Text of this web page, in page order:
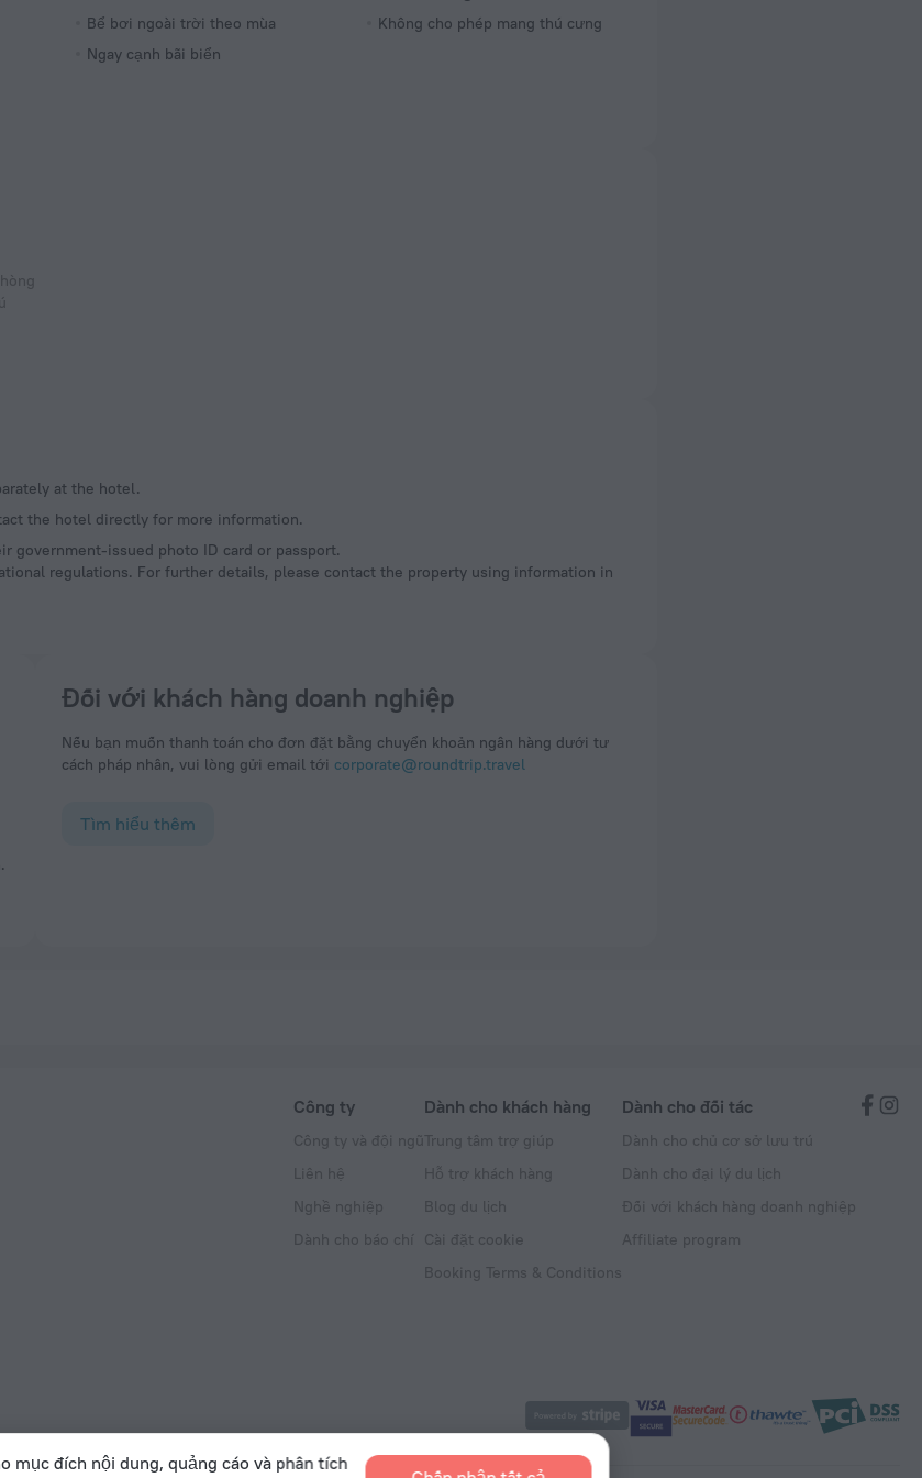
5 phòng
Bể bơi ngoài trời theo mùa
Ngay cạnh bãi biển
Không cho phép mang thú cưng
at the hotel.
the hotel directly for more information.
government-issued photo ID card or passport.
regulations. For further details, please contact the property using information in
Đối với khách hàng doanh nghiệp
Nếu bạn muốn thanh toán cho đơn đặt bằng chuyển khoản ngân hàng dưới tư
cách pháp nhân, vui lòng gửi email tới corporate@roundtrip.travel
Tìm hiểu thêm
Công ty
Công ty và đội ngũ
Liên hệ
Nghề nghiệp
Dành cho báo chí
Dành cho khách hàng
Trung tâm trợ giúp
Hỗ trợ khách hàng
Blog du lịch
Cài đặt cookie
Booking Terms & Conditions
Dành cho đối tác
Dành cho chủ cơ sở lưu trú
Dành cho đại lý du lịch
Đối với khách hàng doanh nghiệp
Affiliate program
mục đích nội dung, quảng cáo và phân tích